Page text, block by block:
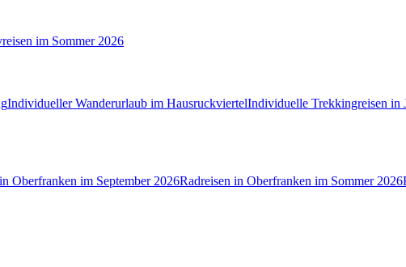
im Sommer 2026
Individueller Wanderurlaub im HausruckviertelIndividuelle Trekkingreisen in
Oberfranken im September 2026Radreisen in Oberfranken im Sommer 2026